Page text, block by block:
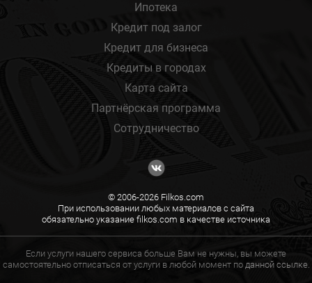
Ипотека
Кредит под залог
Кредит для бизнеса
Кредиты в городах
Карта сайта
Партнёрская программа
Сотрудничество
© 2006-2026 Filkos.com
При использовании любых материалов с сайта
обязательно указание filkos.com в качестве источника
Если услуги нашего сервиса больше Вам не нужны, вы можете
самостоятельно отписаться от услуги в любой момент по данной ссылке.